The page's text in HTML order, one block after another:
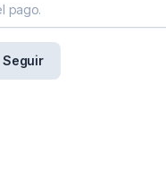
Seguir